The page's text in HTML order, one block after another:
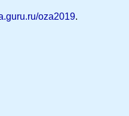
oza2019.